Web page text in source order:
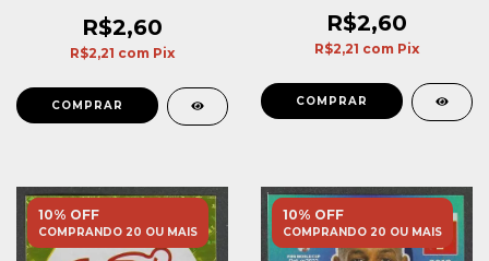
R$2,60
R$2,21 com Pix
R$2,60
R$2,21 com Pix
10% OFF
COMPRANDO 20 OU MAIS
10% OFF
COMPRANDO 20 OU MAIS